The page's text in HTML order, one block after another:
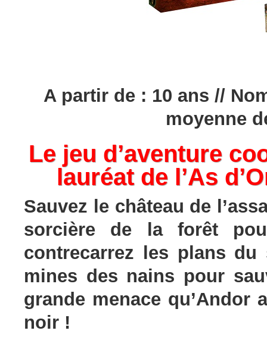
A partir de : 10 ans //
moyenne
Le jeu d’aventure
lauréat de l’As
Sauvez le château de
sorcière de la forêt
contrecarrez les plans du
mines des nains pour
grande menace
noir !